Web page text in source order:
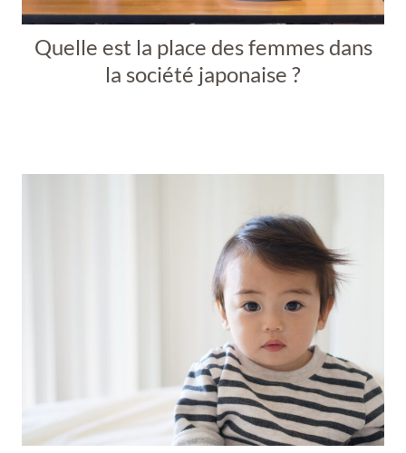
Quelle est la place des femmes dans
la société japonaise ?